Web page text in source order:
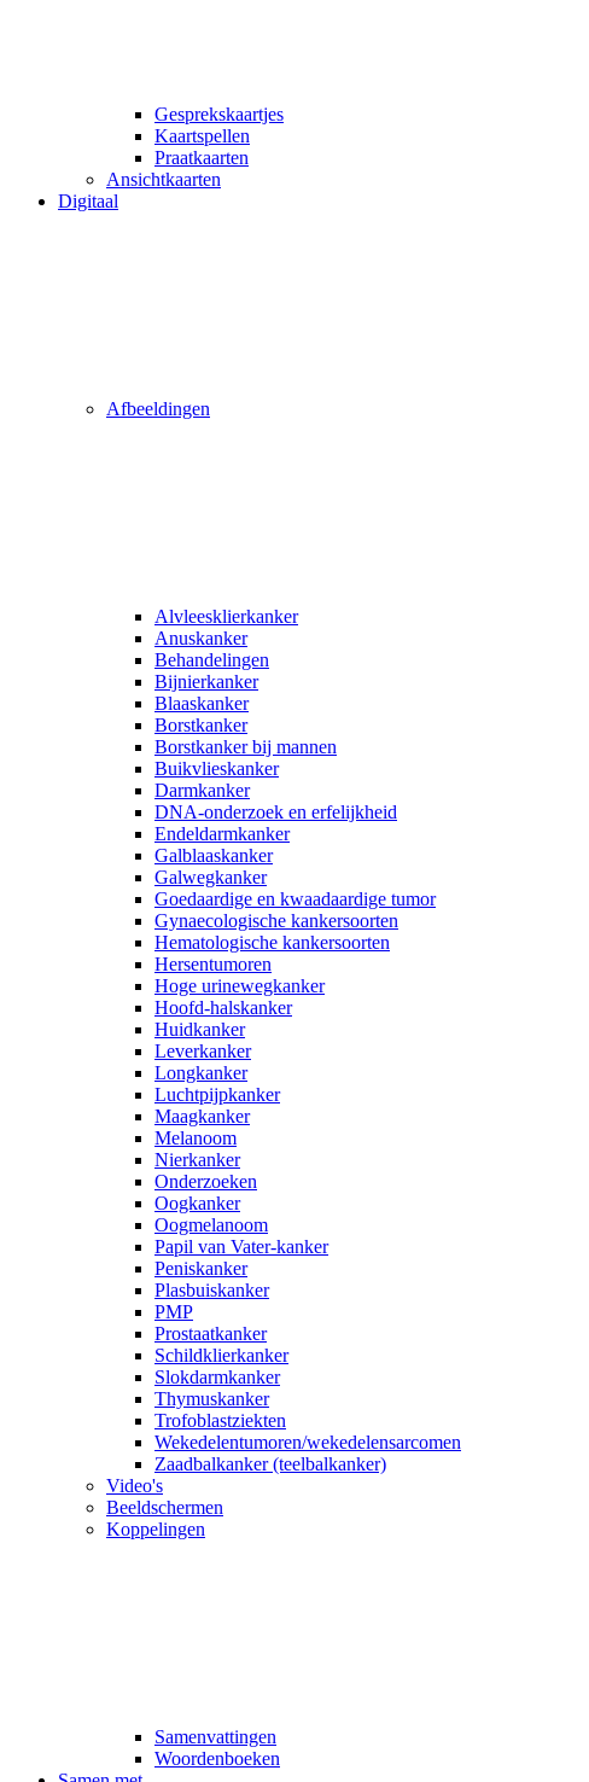
Gesprekskaartjes
Kaartspellen
Praatkaarten
Ansichtkaarten
Digitaal
Afbeeldingen
Alvleesklierkanker
Anuskanker
Behandelingen
Bijnierkanker
Blaaskanker
Borstkanker
Borstkanker bij mannen
Buikvlieskanker
Darmkanker
DNA-onderzoek en erfelijkheid
Endeldarmkanker
Galblaaskanker
Galwegkanker
Goedaardige en kwaadaardige tumor
Gynaecologische kankersoorten
Hematologische kankersoorten
Hersentumoren
Hoge urinewegkanker
Hoofd-halskanker
Huidkanker
Leverkanker
Longkanker
Luchtpijpkanker
Maagkanker
Melanoom
Nierkanker
Onderzoeken
Oogkanker
Oogmelanoom
Papil van Vater-kanker
Peniskanker
Plasbuiskanker
PMP
Prostaatkanker
Schildklierkanker
Slokdarmkanker
Thymuskanker
Trofoblastziekten
Wekedelentumoren/wekedelensarcomen
Zaadbalkanker (teelbalkanker)
Video's
Beeldschermen
Koppelingen
Samenvattingen
Woordenboeken